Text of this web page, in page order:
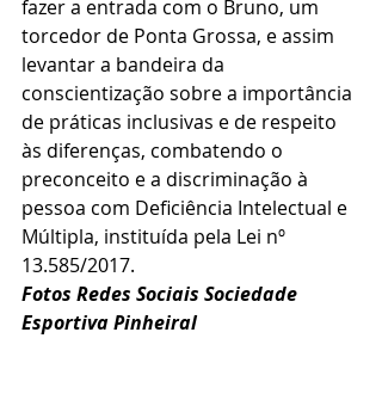
fazer a entrada com o Bruno, um
torcedor de Ponta Grossa, e assim
levantar a bandeira da
conscientização sobre a importância
de práticas inclusivas e de respeito
às diferenças, combatendo o
preconceito e a discriminação à
pessoa com Deficiência Intelectual e
Múltipla, instituída pela Lei nº
13.585/2017.
Fotos Redes Sociais Sociedade
Esportiva Pinheiral